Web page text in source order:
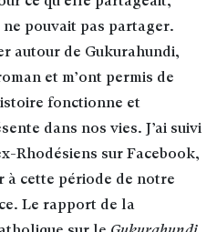
ne pouvait pas partager.
autour de Gukurahundi,
et m’ont permis de
fonctionne et
dans nos vies. J’ai suivi
Rhodésiens sur Facebook,
à cette période de notre
Le rapport de la